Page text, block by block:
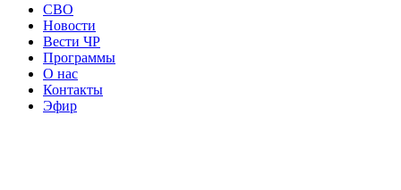
СВО
Новости
Вести ЧР
Программы
О нас
Контакты
Эфир